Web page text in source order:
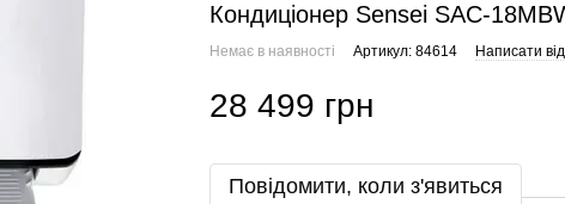
Кондиціонер Sensei SAC-
Немає в наявності Артикул: 84614 Написати
28 499 грн
Повідомити, коли з'явиться